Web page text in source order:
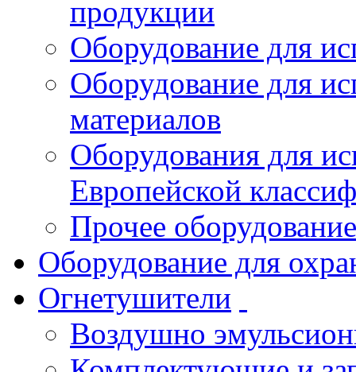
продукции
Оборудование для
Оборудование для
материалов
Оборудования для
Европейской
Прочее оборудование
Оборудование для
Огнетушители
Воздушно